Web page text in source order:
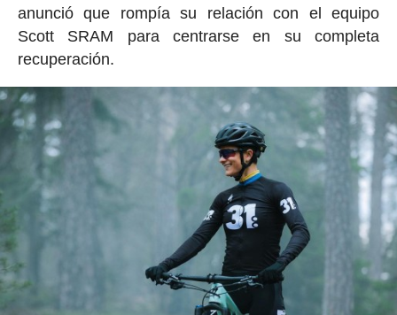
anunció que rompía su relación con el equipo
Scott SRAM para centrarse en su completa
recuperación.